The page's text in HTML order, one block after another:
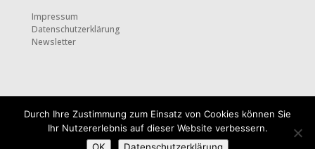
Impressum
Datenschutzerklärung
Newsletter
Durch Ihre Zustimmung zum Einsatz von Cookies können Sie
Ihr Nutzererlebnis auf dieser Website verbessern.